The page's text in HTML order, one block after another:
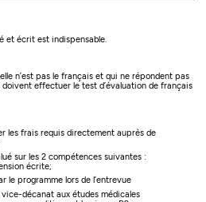
et écrit est indispensable.
n’est pas le français et qui ne répondent pas
effectuer le test d’évaluation de français
les frais requis directement auprès de
sur les 2 compétences suivantes :
écrite;
le programme lors de l’entrevue
décanat aux études médicales